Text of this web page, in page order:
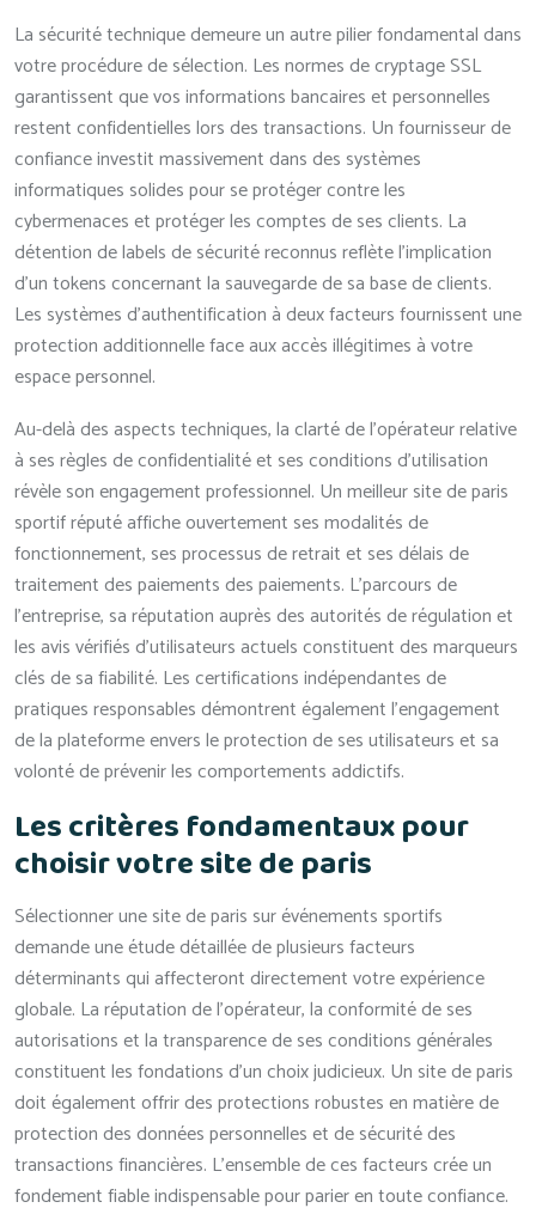
La sécurité technique demeure un autre pilier fondamental dans
votre procédure de sélection. Les normes de cryptage SSL
garantissent que vos informations bancaires et personnelles
restent confidentielles lors des transactions. Un fournisseur de
confiance investit massivement dans des systèmes
informatiques solides pour se protéger contre les
cybermenaces et protéger les comptes de ses clients. La
détention de labels de sécurité reconnus reflète l’implication
d’un tokens concernant la sauvegarde de sa base de clients.
Les systèmes d’authentification à deux facteurs fournissent une
protection additionnelle face aux accès illégitimes à votre
espace personnel.
Au-delà des aspects techniques, la clarté de l’opérateur relative
à ses règles de confidentialité et ses conditions d’utilisation
révèle son engagement professionnel. Un meilleur site de paris
sportif réputé affiche ouvertement ses modalités de
fonctionnement, ses processus de retrait et ses délais de
traitement des paiements des paiements. L’parcours de
l’entreprise, sa réputation auprès des autorités de régulation et
les avis vérifiés d’utilisateurs actuels constituent des marqueurs
clés de sa fiabilité. Les certifications indépendantes de
pratiques responsables démontrent également l’engagement
de la plateforme envers le protection de ses utilisateurs et sa
volonté de prévenir les comportements addictifs.
Les critères fondamentaux pour
choisir votre site de paris
Sélectionner une site de paris sur événements sportifs
demande une étude détaillée de plusieurs facteurs
déterminants qui affecteront directement votre expérience
globale. La réputation de l’opérateur, la conformité de ses
autorisations et la transparence de ses conditions générales
constituent les fondations d’un choix judicieux. Un site de paris
doit également offrir des protections robustes en matière de
protection des données personnelles et de sécurité des
transactions financières. L’ensemble de ces facteurs crée un
fondement fiable indispensable pour parier en toute confiance.